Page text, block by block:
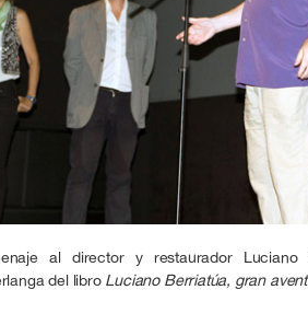
al director y restaurador
del libro Luciano Berriatúa, gran